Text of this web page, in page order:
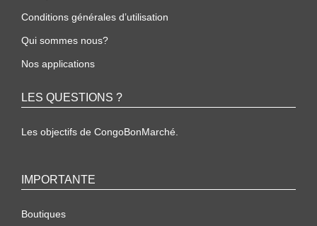
Conditions générales d’utilisation
Qui sommes nous?
Nos applications
LES QUESTIONS ?
Les objectifs de CongoBonMarché.
IMPORTANTE
Boutiques